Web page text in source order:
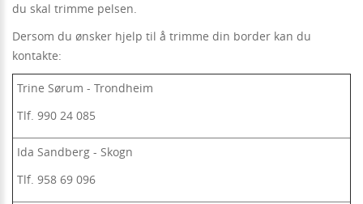
du skal trimme pelsen.
Dersom du ønsker hjelp til å trimme din border kan du
kontakte:
Trine Sørum - Trondheim
Tlf. 990 24 085
Ida Sandberg - Skogn
Tlf. 958 69 096